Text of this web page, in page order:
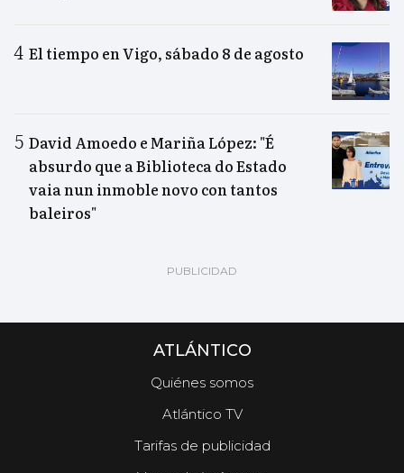
El tiempo en Vigo, sábado 8 de agosto
David Amoedo e Mariña López: "É
absurdo que a Biblioteca do Estado
vaia nun inmoble novo con tantos
baleiros"
ATLÁNTICO
Quiénes somos
Atlántico TV
Tarifas de publicidad